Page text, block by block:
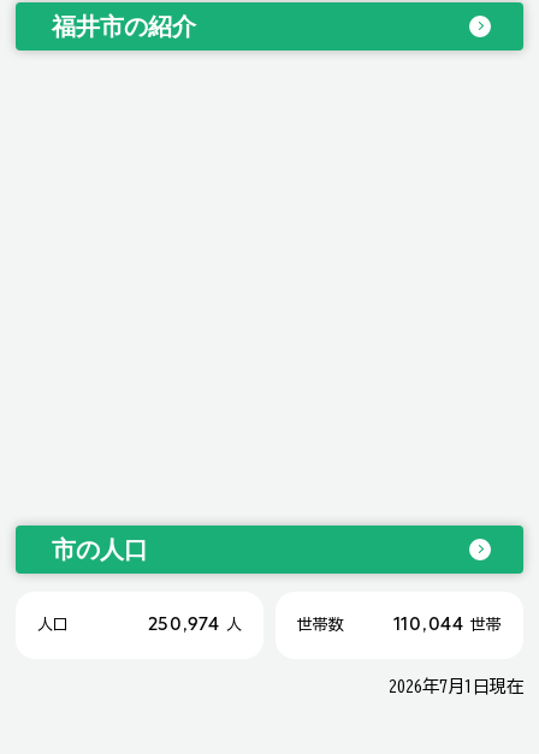
福井市の紹介
市の人口
人口 250,974 人 世帯数 110,044 世帯
2026年7月1日現在